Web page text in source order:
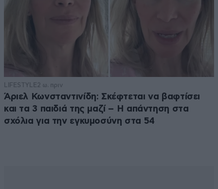
LIFESTYLE 2 ω. πριν
Άριελ Κωνσταντινίδη: Σκέφτεται να βαφτίσει
και τα 3 παιδιά της μαζί – Η απάντηση στα
σχόλια για την εγκυμοσύνη στα 54